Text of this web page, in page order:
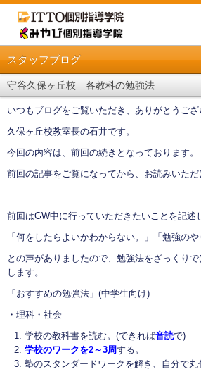
スタッフブログ
守谷久保ヶ丘校 各教科の勉強法
いつもブログをご覧いただき、ありがとうござ
久保ヶ丘校教室長の石井です。
今回の内容は、前回の続きとなっております。
前回の記事をご覧になってから、お読みいただ
前回はGW中に行っていただきたいことを記述
「何をしたらよいかわからない。」「勉強のや
との声がありましたので、勉強法をざっくり
します。
「おすすめの勉強法」(中学生向け)
・理科・社会
学校の教科書を読む。(できれば音読で)
学校のワークを2～3周する。
塾のスタンダードワークを解き、自分で丸